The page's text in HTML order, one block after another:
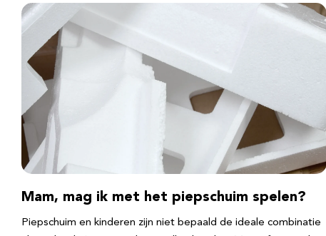
Mam, mag ik met het piepschuim spelen?
Piepschuim en kinderen zijn niet bepaald de ideale combinatie